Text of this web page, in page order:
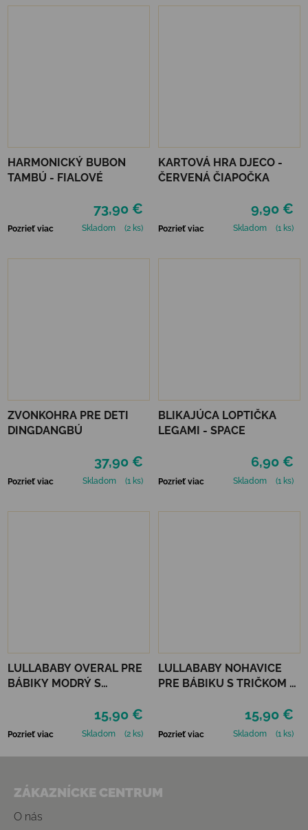
HARMONICKÝ BUBON
TAMBÚ - FIALOVÉ
73,90 €
Pozrieť viac Skladom (2 ks)
KARTOVÁ HRA DJECO -
ČERVENÁ ČIAPOČKA
9,90 €
Pozrieť viac Skladom (1 ks)
ZVONKOHRA PRE DETI
DINGDANGBÚ
37,90 €
Pozrieť viac Skladom (1 ks)
BLIKAJÚCA LOPTIČKA
LEGAMI - SPACE
6,90 €
Pozrieť viac Skladom (1 ks)
LULLABABY OVERAL PRE
BÁBIKY MODRÝ S
15,90 €
Pozrieť viac Skladom (2 ks)
LULLABABY NOHAVICE
PRE BÁBIKU S TRIČKOM A
15,90 €
Pozrieť viac Skladom (1 ks)
ZÁKAZNÍCKE CENTRUM
O nás